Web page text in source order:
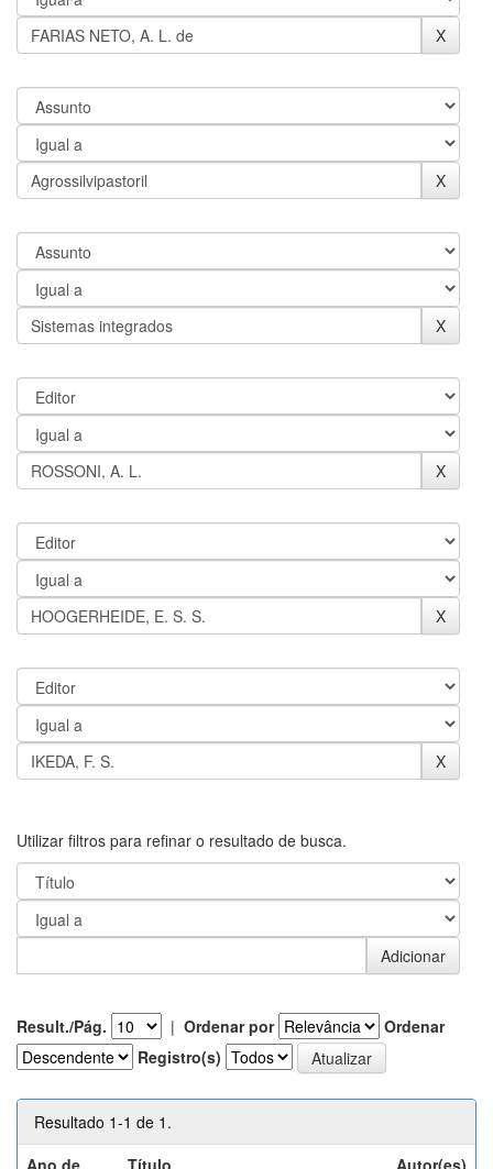
Utilizar filtros para refinar o resultado de busca.
Result./Pág. | Ordenar por
Ordenar
Registro(s)
Resultado 1-1 de 1.
Ano de
Título Autor(es)